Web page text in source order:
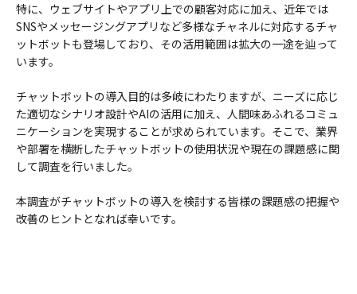
特に、ウェブサイトやアプリ上での顧客対応に加え、近年では
SNSやメッセージングアプリなど多様なチャネルに対応するチャ
ットボットも登場しており、その活用範囲は拡大の一途を辿って
います。
チャットボットの導入目的は多岐にわたりますが、ニーズに応じ
た適切なシナリオ設計やAIの活用に加え、人間味あふれるコミュ
ニケーションを実現することが求められています。そこで、業界
や部署を横断したチャットボットの使用状況や現在の課題感に関
して調査を行いました。
本調査がチャットボットの導入を検討する皆様の課題感の把握や
改善のヒントとなれば幸いです。